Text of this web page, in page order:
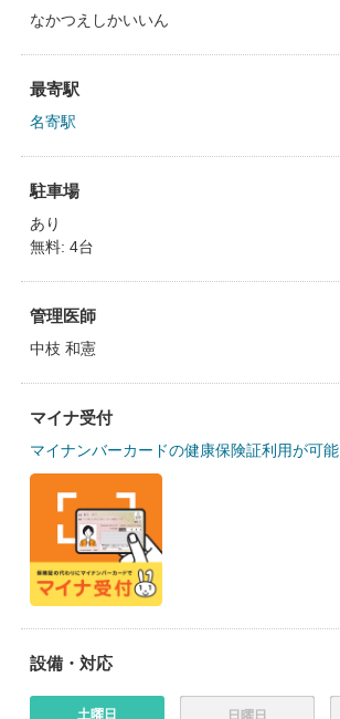
なかつえしかいいん
最寄駅
名寄駅
駐車場
あり
無料: 4台
管理医師
中枝 和憲
マイナ受付
マイナンバーカードの健康保険証利用が可能
設備・対応
土曜日 日曜日